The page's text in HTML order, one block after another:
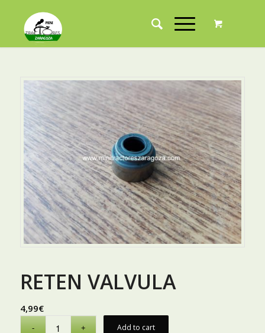
RETEN VALVULA
4,99€
Add to cart